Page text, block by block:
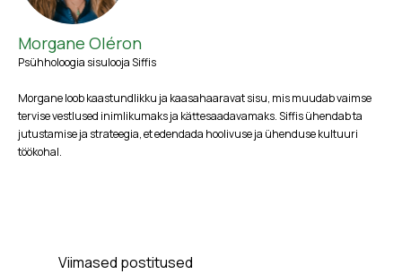
Morgane Oléron
Psühholoogia sisulooja Siffis
Morgane loob kaastundlikku ja kaasahaaravat sisu, mis muudab vaimse
tervise vestlused inimlikumaks ja kättesaadavamaks. Siffis ühendab ta
jutustamise ja strateegia, et edendada hoolivuse ja ühenduse kultuuri
töökohal.
Viimased postitused